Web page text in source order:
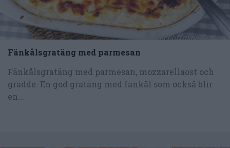
Fänkålsgratäng med parmesan
Fänkålsgratäng med parmesan, mozzarellaost och
grädde. En god gratäng med fänkål som också blir
en...